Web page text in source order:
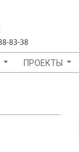
83-38
ПРОЕКТЫ